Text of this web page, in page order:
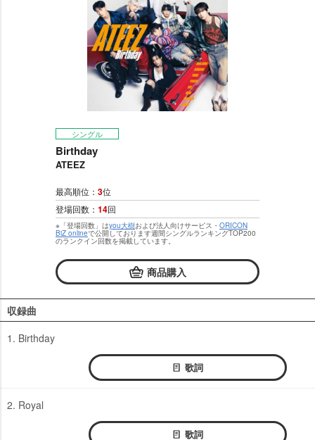
シングル
Birthday
ATEEZ
最高順位： 3位
登場回数： 14回
※「登場回数」はyou大樹および法人向けサービス・ ORICON
BiZ onlineで公開しております週間シングルランキングTOP200
のランクイン回数を掲載しています。
商品購入
収録曲
1. Birthday
歌詞
2. Royal
歌詞